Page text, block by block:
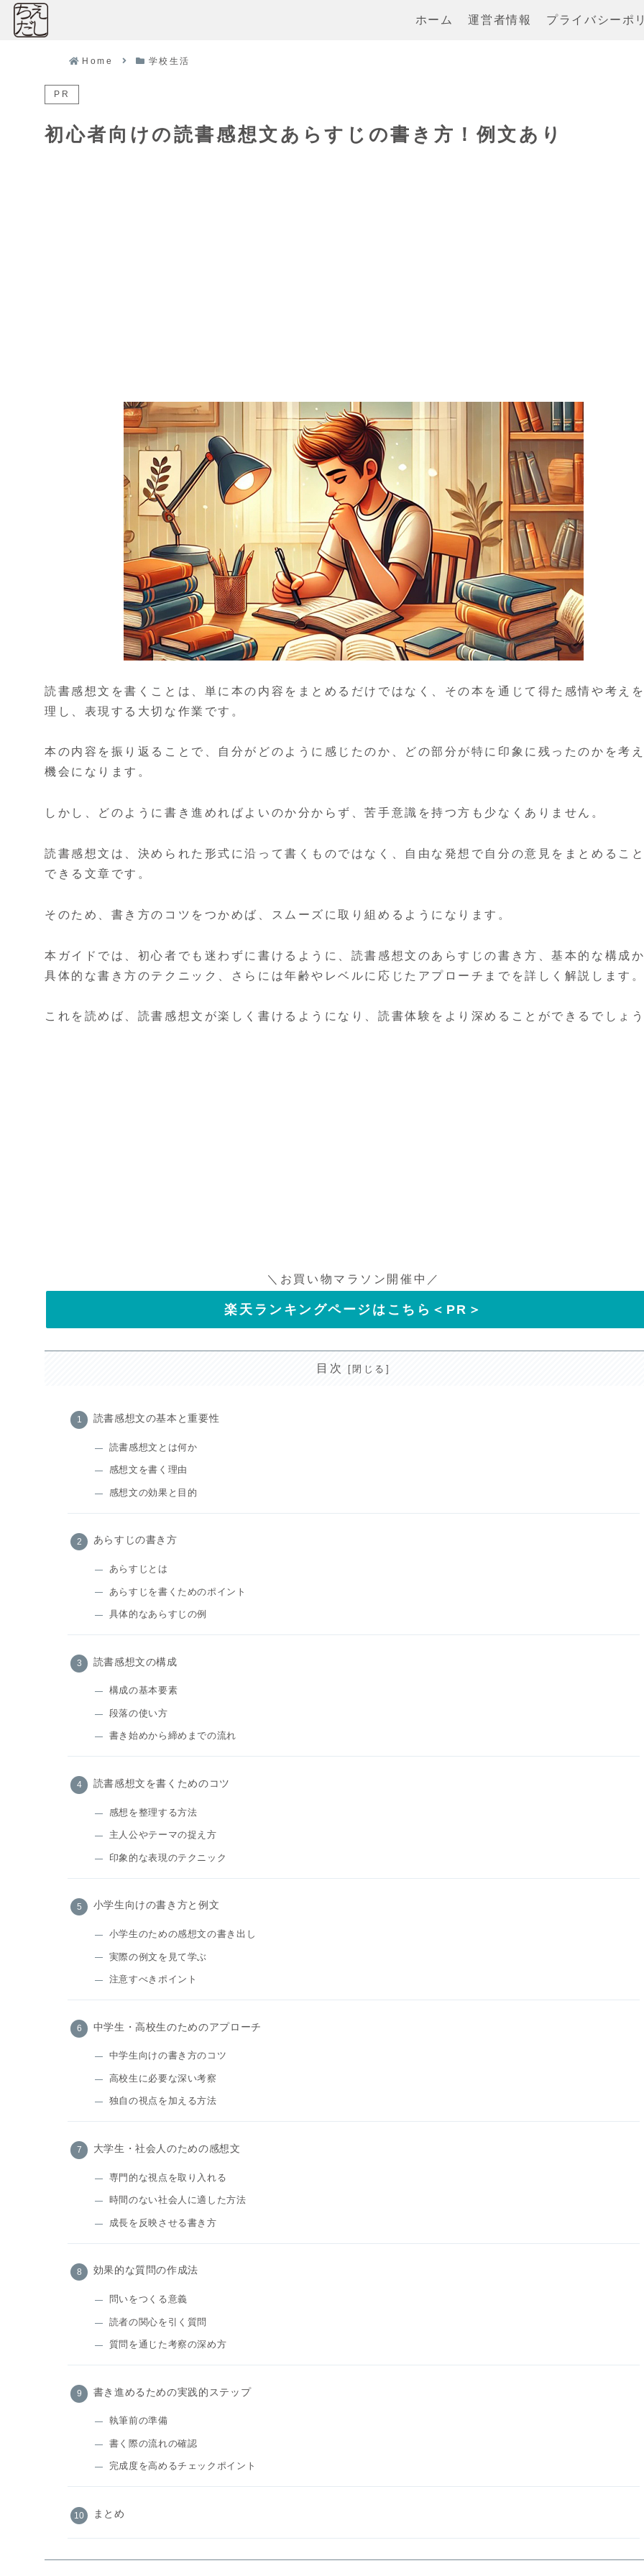
ホーム 運営者情報 プライバシーポ
Home 学校生活
PR
初心者向けの読書感想文あらすじの書き方！例文あり
読書感想文を書くことは、単に本の内容をまとめるだけではなく、その本を通じて得た感情や考え
理し、表現する大切な作業です。
本の内容を振り返ることで、自分がどのように感じたのか、どの部分が特に印象に残ったのかを考
機会になります。
しかし、どのように書き進めればよいのか分からず、苦手意識を持つ方も少なくありません。
読書感想文は、決められた形式に沿って書くものではなく、自由な発想で自分の意見をまとめるこ
できる文章です。
そのため、書き方のコツをつかめば、スムーズに取り組めるようになります。
本ガイドでは、初心者でも迷わずに書けるように、読書感想文のあらすじの書き方、基本的な構成
具体的な書き方のテクニック、さらには年齢やレベルに応じたアプローチまでを詳しく解説します
これを読めば、読書感想文が楽しく書けるようになり、読書体験をより深めることができるでしょ
＼お買い物マラソン開催中／
楽天ランキングページはこちら＜PR＞
目次
読書感想文の基本と重要性
読書感想文とは何か
感想文を書く理由
感想文の効果と目的
あらすじの書き方
あらすじとは
あらすじを書くためのポイント
具体的なあらすじの例
読書感想文の構成
構成の基本要素
段落の使い方
書き始めから締めまでの流れ
読書感想文を書くためのコツ
感想を整理する方法
主人公やテーマの捉え方
印象的な表現のテクニック
小学生向けの書き方と例文
小学生のための感想文の書き出し
実際の例文を見て学ぶ
注意すべきポイント
中学生・高校生のためのアプローチ
中学生向けの書き方のコツ
高校生に必要な深い考察
独自の視点を加える方法
大学生・社会人のための感想文
専門的な視点を取り入れる
時間のない社会人に適した方法
成長を反映させる書き方
効果的な質問の作成法
問いをつくる意義
読者の関心を引く質問
質問を通じた考察の深め方
書き進めるための実践的ステップ
執筆前の準備
書く際の流れの確認
完成度を高めるチェックポイント
まとめ